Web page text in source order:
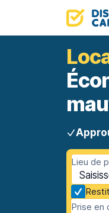
Lieu de
Prise en